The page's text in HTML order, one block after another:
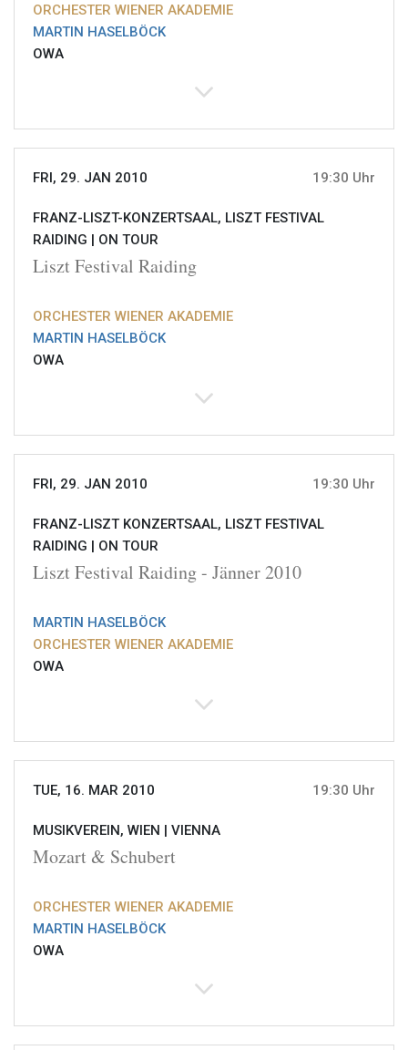
ORCHESTER WIENER AKADEMIE
MARTIN HASELBÖCK
OWA
FRI, 29. JAN 2010 19:30 Uhr
FRANZ-LISZT-KONZERTSAAL, LISZT FESTIVAL
RAIDING | ON TOUR
Liszt Festival Raiding
ORCHESTER WIENER AKADEMIE
MARTIN HASELBÖCK
OWA
FRI, 29. JAN 2010 19:30 Uhr
FRANZ-LISZT KONZERTSAAL, LISZT FESTIVAL
RAIDING | ON TOUR
Liszt Festival Raiding - Jänner 2010
MARTIN HASELBÖCK
ORCHESTER WIENER AKADEMIE
OWA
TUE, 16. MAR 2010 19:30 Uhr
MUSIKVEREIN, WIEN | VIENNA
Mozart & Schubert
ORCHESTER WIENER AKADEMIE
MARTIN HASELBÖCK
OWA